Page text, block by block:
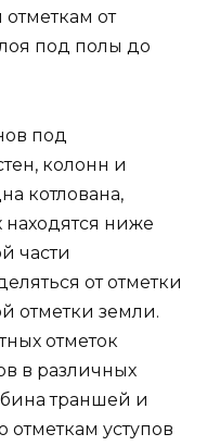
от
под полы до
под
колонн и
котлована,
находятся ниже
части
от отметки
отметки земли.
отметок
в различных
траншей и
отметкам уступов